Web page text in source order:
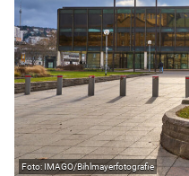
IMAGO/Bihlmayerfotografie